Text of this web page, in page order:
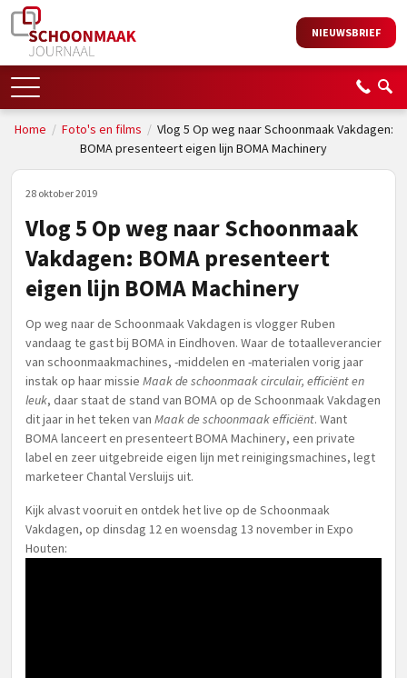
NIEUWSBRIEF
Home / Foto's en films / Vlog 5 Op weg naar Schoonmaak Vakdagen:
BOMA presenteert eigen lijn BOMA Machinery
28 oktober 2019
Vlog 5 Op weg naar Schoonmaak
Vakdagen: BOMA presenteert
eigen lijn BOMA Machinery
Op weg naar de Schoonmaak Vakdagen is vlogger Ruben
vandaag te gast bij BOMA in Eindhoven. Waar de totaalleverancier
van schoonmaakmachines, -middelen en -materialen vorig jaar
instak op haar missie Maak de schoonmaak circulair, efficiënt en
leuk, daar staat de stand van BOMA op de Schoonmaak Vakdagen
dit jaar in het teken van Maak de schoonmaak efficiënt. Want
BOMA lanceert en presenteert BOMA Machinery, een private
label en zeer uitgebreide eigen lijn met reinigingsmachines, legt
marketeer Chantal Versluijs uit.
Kijk alvast vooruit en ontdek het live op de Schoonmaak
Vakdagen, op dinsdag 12 en woensdag 13 november in Expo
Houten: